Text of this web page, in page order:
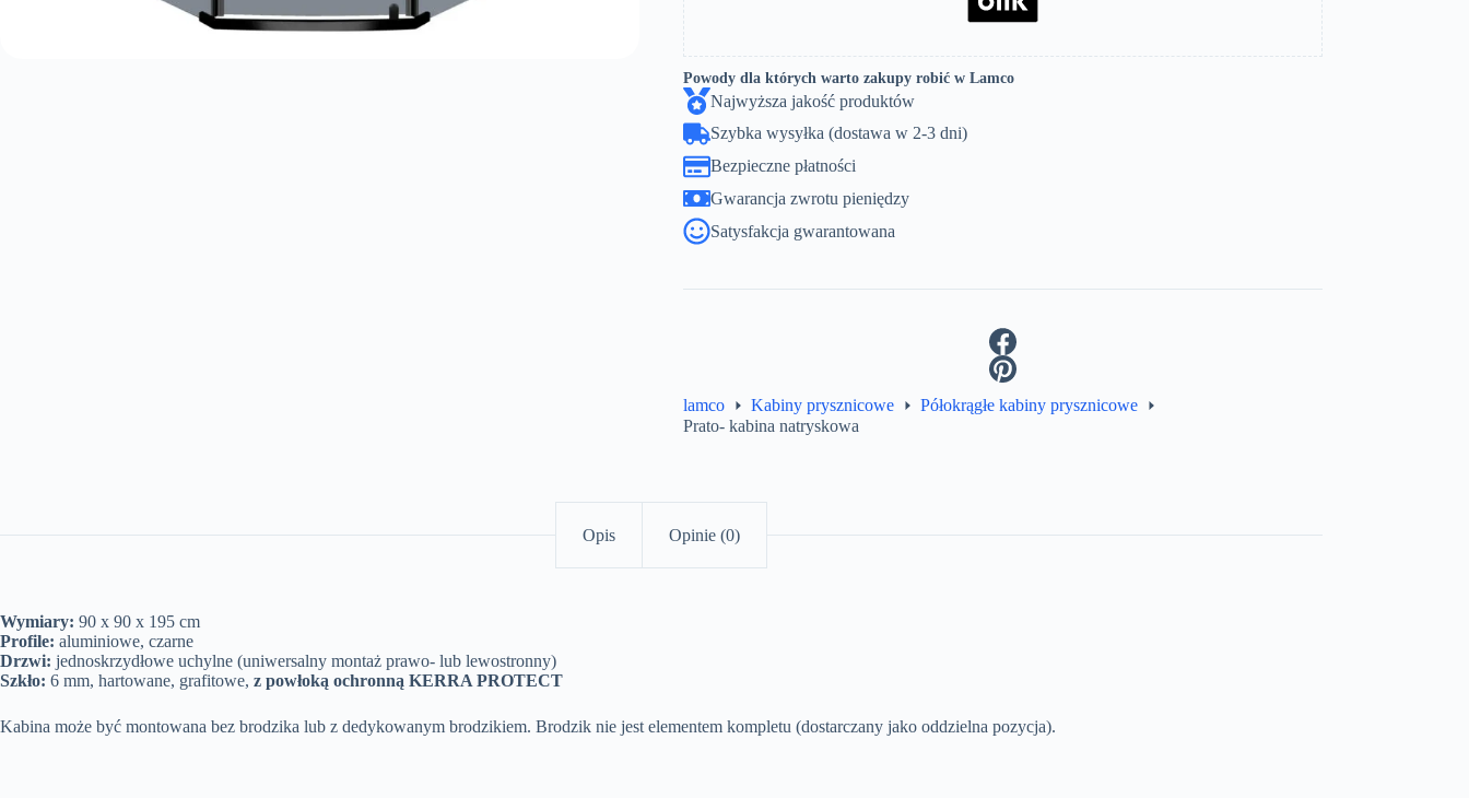
Powody dla których warto zakupy robić w Lamco
Najwyższa jakość produktów
Szybka wysyłka (dostawa w 2-3 dni)
Bezpieczne płatności
Gwarancja zwrotu pieniędzy
Satysfakcja gwarantowana
lamco Kabiny prysznicowe
Półokrągłe kabiny prysznicowe
Prato- kabina natryskowa
Opis Opinie (0)
Wymiary: 90 x 90 x 195 cm
Profile: aluminiowe, czarne
Drzwi: jednoskrzydłowe uchylne (uniwersalny montaż prawo- lub lewostronny)
Szkło: 6 mm, hartowane, grafitowe, z powłoką ochronną KERRA PROTECT
Kabina może być montowana bez brodzika lub z dedykowanym brodzikiem. Brodzik nie jest elementem kompletu (dostarczany jako oddzielna pozycja).